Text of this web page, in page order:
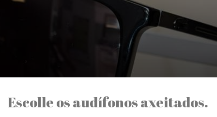
Escolle os audífonos axeitados.